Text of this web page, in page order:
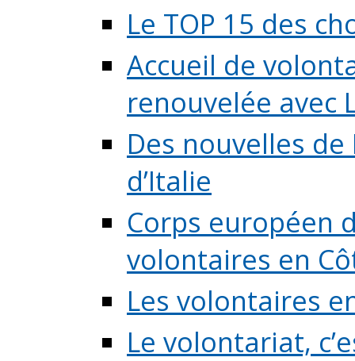
Le TOP 15 des
Accueil de
renouvelée avec
Des nouvelles
d’Italie
Corps européen
volontaires en
Les volontaires
Le volontariat,